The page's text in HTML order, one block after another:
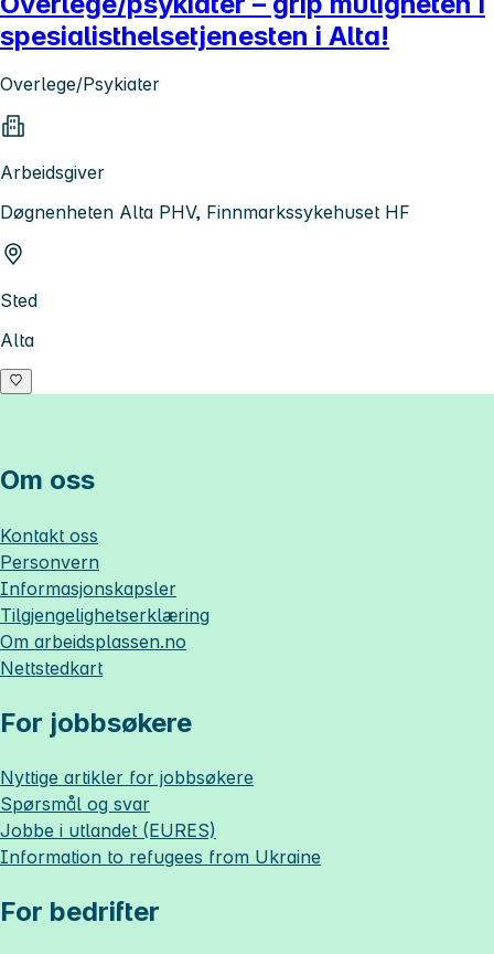
spesialisthelsetjenesten i Alta!
Overlege/Psykiater
Arbeidsgiver
Døgnenheten Alta PHV, Finnmarkssykehuset HF
Sted
Alta
Om oss
Kontakt oss
Personvern
Informasjonskapsler
Tilgjengelighetserklæring
Om arbeidsplassen.no
Nettstedkart
For jobbsøkere
Nyttige artikler for jobbsøkere
Spørsmål og svar
Jobbe i utlandet (EURES)
Information to refugees from Ukraine
For bedrifter